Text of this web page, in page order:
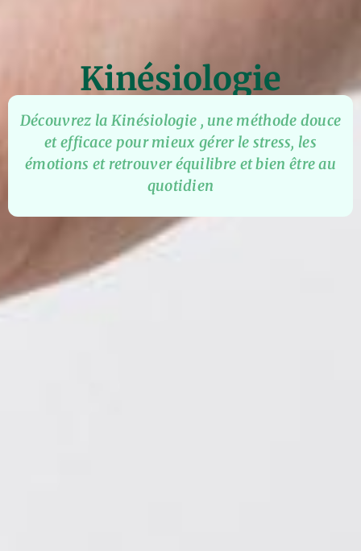
Kinésiologie
Découvrez la Kinésiologie , une méthode douce
et efficace pour mieux gérer le stress, les
émotions et retrouver équilibre et bien être au
quotidien